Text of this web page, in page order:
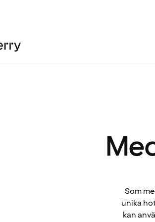
Som
unika
kan